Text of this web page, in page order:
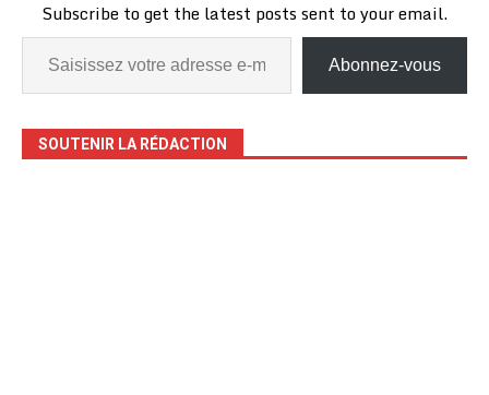
Subscribe to get the latest posts sent to your email.
Abonnez-vous
SOUTENIR LA RÉDACTION